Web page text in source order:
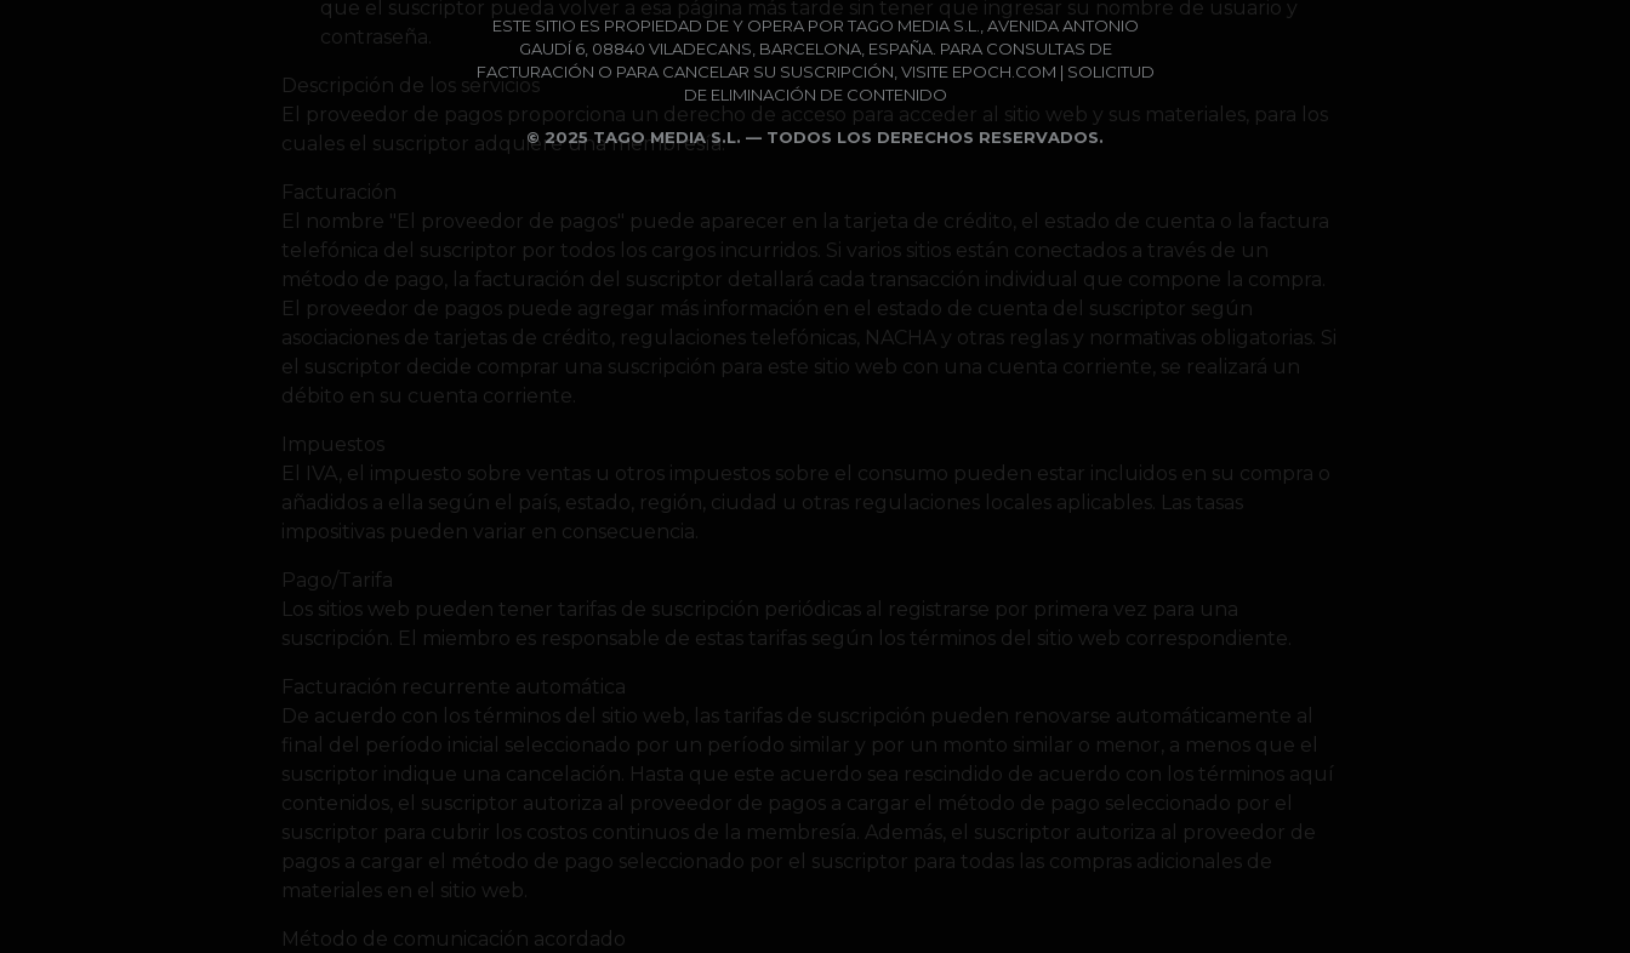
ESTE SITIO ES PROPIEDAD DE Y OPERA POR TAGO MEDIA S.L., AVENIDA ANTONIO
GAUDÍ 6, 08840 VILADECANS, BARCELONA, ESPAÑA. PARA CONSULTAS DE
FACTURACIÓN O PARA CANCELAR SU SUSCRIPCIÓN, VISITE EPOCH.COM | SOLICITUD
DE ELIMINACIÓN DE CONTENIDO
© 2025 TAGO MEDIA S.L. — TODOS LOS DERECHOS RESERVADOS.
que el suscriptor pueda volver a esa página más tarde sin tener que ingresar su nombre de usuario y
contraseña.
Descripción de los servicios
El proveedor de pagos proporciona un derecho de acceso para acceder al sitio web y sus materiales, para los
cuales el suscriptor adquiere una membresía.
Facturación
El nombre "El proveedor de pagos" puede aparecer en la tarjeta de crédito, el estado de cuenta o la factura
telefónica del suscriptor por todos los cargos incurridos. Si varios sitios están conectados a través de un
método de pago, la facturación del suscriptor detallará cada transacción individual que compone la compra.
El proveedor de pagos puede agregar más información en el estado de cuenta del suscriptor según
asociaciones de tarjetas de crédito, regulaciones telefónicas, NACHA y otras reglas y normativas obligatorias. Si
el suscriptor decide comprar una suscripción para este sitio web con una cuenta corriente, se realizará un
débito en su cuenta corriente.
Impuestos
El IVA, el impuesto sobre ventas u otros impuestos sobre el consumo pueden estar incluidos en su compra o
añadidos a ella según el país, estado, región, ciudad u otras regulaciones locales aplicables. Las tasas
impositivas pueden variar en consecuencia.
Pago/Tarifa
Los sitios web pueden tener tarifas de suscripción periódicas al registrarse por primera vez para una
suscripción. El miembro es responsable de estas tarifas según los términos del sitio web correspondiente.
Facturación recurrente automática
De acuerdo con los términos del sitio web, las tarifas de suscripción pueden renovarse automáticamente al
final del período inicial seleccionado por un período similar y por un monto similar o menor, a menos que el
suscriptor indique una cancelación. Hasta que este acuerdo sea rescindido de acuerdo con los términos aquí
contenidos, el suscriptor autoriza al proveedor de pagos a cargar el método de pago seleccionado por el
suscriptor para cubrir los costos continuos de la membresía. Además, el suscriptor autoriza al proveedor de
pagos a cargar el método de pago seleccionado por el suscriptor para todas las compras adicionales de
materiales en el sitio web.
Método de comunicación acordado